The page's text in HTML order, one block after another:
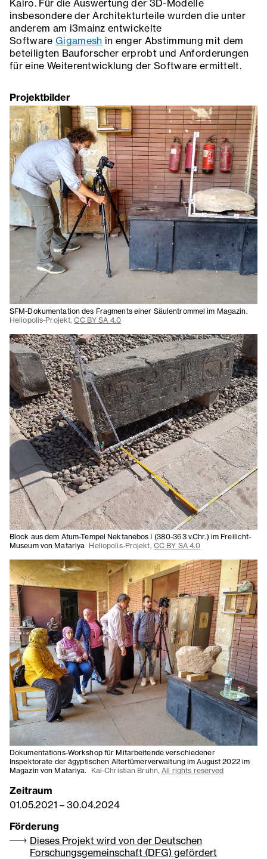
Kairo. Für die Auswertung der 3D-Modelle
insbesondere der Architekturteile wurden die unter
anderem am i3mainz entwickelte
Software Gigamesh in enger Abstimmung mit dem
beteiligten Bauforscher erprobt und Anforderungen
für eine Weiterentwicklung der Software ermittelt.
Projektbilder
SFM-Dokumentation des Fragments einer Säulentrommel im Magazin.
Heliopolis-Projekt,CC BY SA 4.0
Block aus dem Atum-Tempel Nektanebos I (380-363 v.Chr.) im Freilicht-
Museum von Matariya Heliopolis-Projekt, CC BY SA 4.0
Dokumentations-Workshop für Mitarbeitende verschiedener
Inspektorate der ägyptischen Altertümerverwaltung im August 2022 im
Magazin von Matariya.
Kai-Christian Bruhn,All rights reserved
Zeitraum
01.05.2021 – 30.04.2024
Förderung
Dieses Projekt wird von der Deutschen
Forschungsgemeinschaft (DFG) gefördert